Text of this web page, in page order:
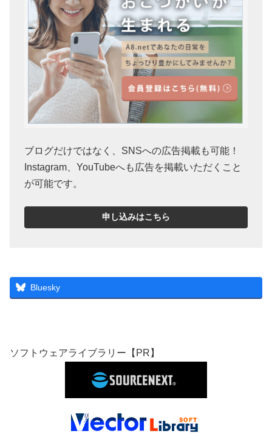
ブログだけではなく、SNSへの広告掲載も可能！
Instagram、YouTubeへも広告を掲載いただくこと
が可能です。
申し込みはこちら
Bluesky
ソフトウェアライブラリー【PR】